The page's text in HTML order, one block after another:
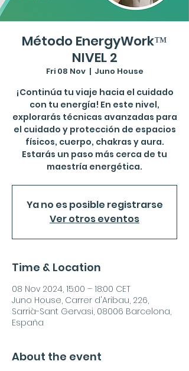
Método EnergyWork™
NIVEL 2
Fri 08 Nov
  |
Juno House
¡Continúa tu viaje hacia el cuidado
con tu energía! En este nivel,
explorarás técnicas avanzadas para
el cuidado y protección de espacios
físicos, cuerpo, chakras y aura.
Estarás un paso más cerca de tu
maestría energética.
Ya no es posible registrarse
Ver otros eventos
Time & Location
08 Nov 2024, 15:00 – 18:00 CET
Juno House, Carrer d'Aribau, 226,
Sarrià-Sant Gervasi, 08006 Barcelona,
España
About the event